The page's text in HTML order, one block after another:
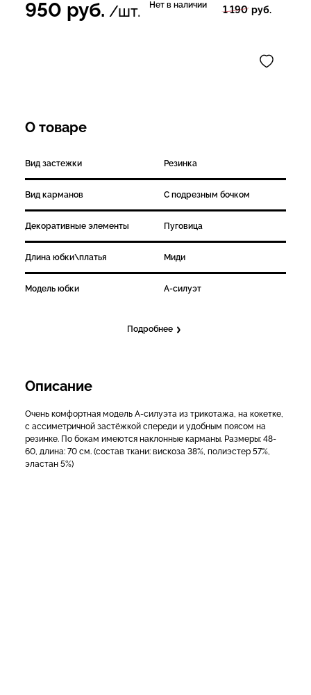
950 руб. /шт. Нет в наличии 1 190 руб.
О товаре
Вид застежки Резинка
Вид карманов С подрезным бочком
Декоративные элементы Пуговица
Длина юбки\платья Миди
Модель юбки А-силуэт
Подробнее
Описание
Очень комфортная модель А-силуэта из трикотажа, на кокетке,
с ассиметричной застёжкой спереди и удобным поясом на
резинке. По бокам имеются наклонные карманы. Размеры: 48-
60, длина: 70 см. (состав ткани: вискоза 38%, полиэстер 57%,
эластан 5%)